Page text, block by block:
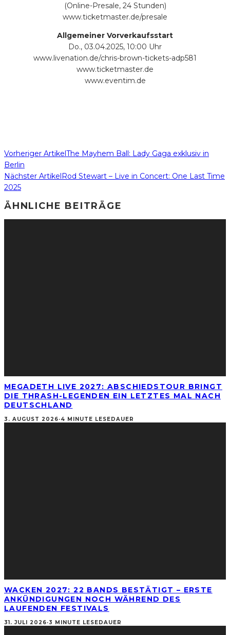
(Online-Presale, 24 Stunden)
www.ticketmaster.de/presale
Allgemeiner Vorverkaufsstart
Do., 03.04.2025, 10:00 Uhr
www.livenation.de/chris-brown-tickets-adp581
www.ticketmaster.de
www.eventim.de
Vorheriger ArtikelThe Mayhem Ball: Lady Gaga exklusiv in
Berlin
Nächster ArtikelRod Stewart – Live in Concert: One Last Time
2025
ÄHNLICHE BEITRÄGE
MEGADETH LIVE 2027: ABSCHIEDSTOUR BRINGT
DIE THRASH-LEGENDEN EIN LETZTES MAL NACH
DEUTSCHLAND
3. AUGUST 2026·4 MINUTE LESEDAUER
WACKEN 2027: 22 BANDS BESTÄTIGT – ERSTE
ANKÜNDIGUNGEN NOCH WÄHREND DES
LAUFENDEN FESTIVALS
31. JULI 2026·3 MINUTE LESEDAUER